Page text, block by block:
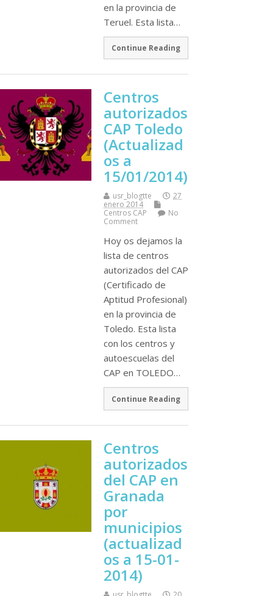
en la provincia de
Teruel. Esta lista…
Continue Reading
Centros
autorizados
CAP Toledo
(Actualizad
os a
15/01/2014)
usr_blogtte
27
enero 2014
Centros CAP
No
Comment
Hoy os dejamos la
lista de centros
autorizados del CAP
(Certificado de
Aptitud Profesional)
en la provincia de
Toledo. Esta lista
con los centros y
autoescuelas del
CAP en TOLEDO…
Continue Reading
Centros
autorizados
del CAP en
Granada
por
municipios
(actualizad
os a 15-01-
2014)